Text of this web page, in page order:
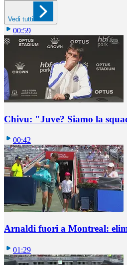
Vedi tutti
00:59
Chivu: "Juve? Siamo la
00:42
Arnaldi fuori a Montreal:
01:29